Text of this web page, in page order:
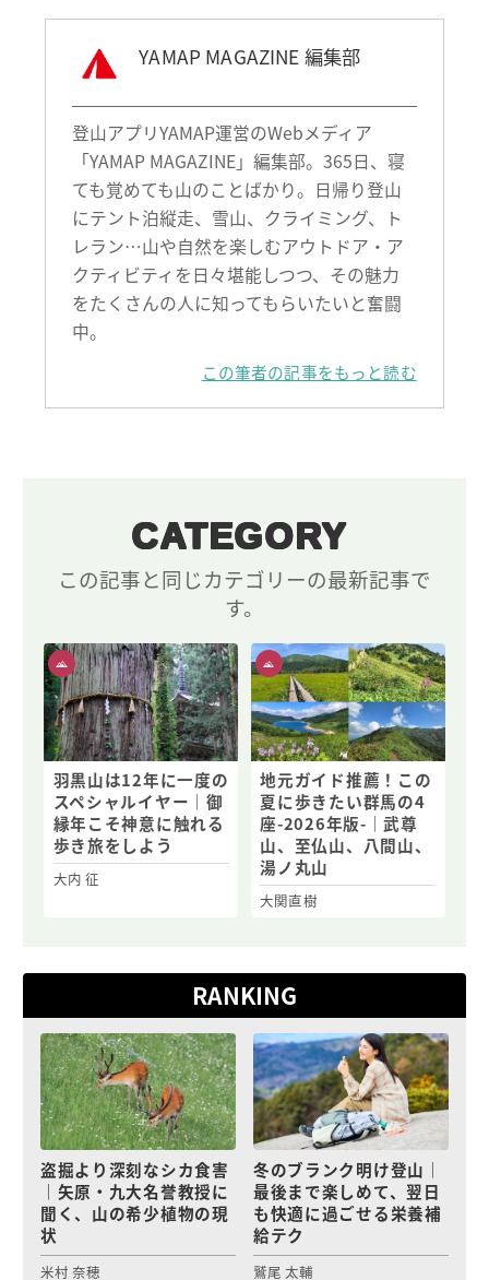
YAMAP MAGAZINE 編集部
登山アプリYAMAP運営のWebメディア
「YAMAP MAGAZINE」編集部。365日、寝
ても覚めても山のことばかり。日帰り登山
にテント泊縦走、雪山、クライミング、ト
レラン…山や自然を楽しむアウトドア・ア
クティビティを日々堪能しつつ、その魅力
をたくさんの人に知ってもらいたいと奮闘
中。
この筆者の記事をもっと読む
CATEGORY
この記事と同じカテゴリーの最新記事で
す。
羽黒山は12年に一度の
スペシャルイヤー｜御
縁年こそ神意に触れる
歩き旅をしよう
大内 征
地元ガイド推薦！この
夏に歩きたい群馬の4
座-2026年版-｜武尊
山、至仏山、八間山、
湯ノ丸山
大関直樹
RANKING
盗掘より深刻なシカ食害
｜矢原・九大名誉教授に
聞く、山の希少植物の現
状
米村 奈穂
冬のブランク明け登山｜
最後まで楽しめて、翌日
も快適に過ごせる栄養補
給テク
鷲尾 太輔